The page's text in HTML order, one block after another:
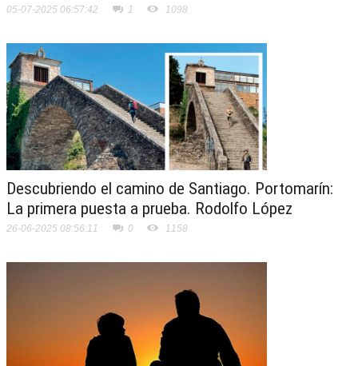
05-07-2025 06:57:42 1 1098
Descubriendo el camino de Santiago. Portomarín:
La primera puesta a prueba. Rodolfo López
26-06-2025 08:56:11 0 1158